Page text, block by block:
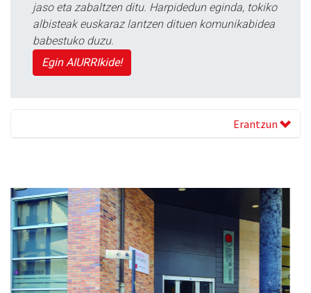
jaso eta zabaltzen ditu. Harpidedun eginda, tokiko
albisteak euskaraz lantzen dituen komunikabidea
babestuko duzu.
Egin AIURRIkide!
Erantzun